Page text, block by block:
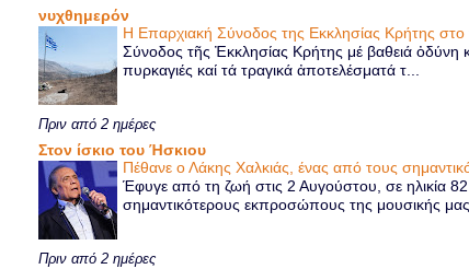
νυχθημερόν
Η Επαρχιακή Σύνοδος της Εκκλησίας Κρήτης
Σύνοδος τῆς Ἐκκλησίας Κρήτης μέ βαθειά ὀδύνη
πυρκαγιές καί τά τραγικά ἀποτελέσματά τ...
Πριν από 2 ημέρες
Στον ίσκιο του Ήσκιου
Πέθανε ο Λάκης Χαλκιάς, ένας από τους
Έφυγε από τη ζωή στις 2 Αυγούστου, σε ηλικία
σημαντικότερους εκπροσώπους της μουσικής
Πριν από 2 ημέρες